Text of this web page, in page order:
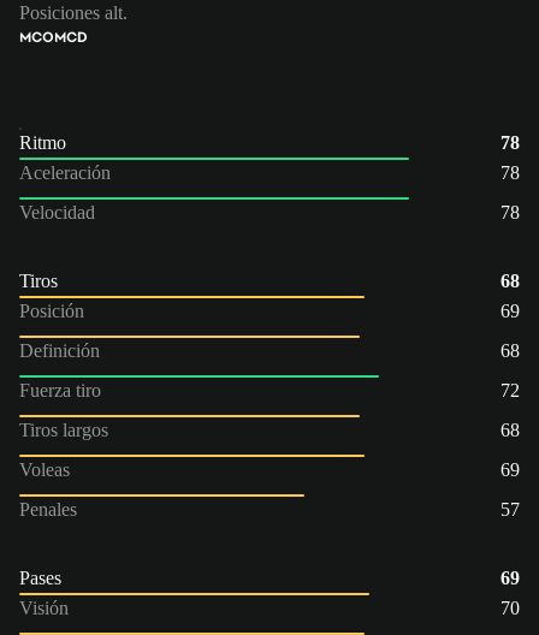
Posiciones alt.
MCOMCD
Ritmo
78
Aceleración
78
Velocidad
78
Tiros
68
Posición
69
Definición
68
Fuerza tiro
72
Tiros largos
68
Voleas
69
Penales
57
Pases
69
Visión
70